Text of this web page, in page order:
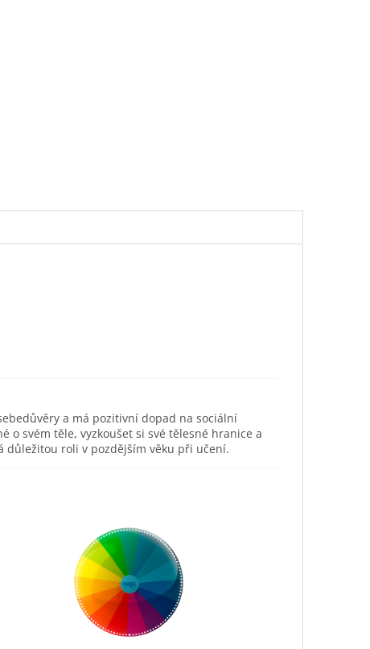
a má pozitivní dopad na sociální
o svém těle, vyzkoušet si své tělesné hranice a
důležitou roli v pozdějším věku při učení.